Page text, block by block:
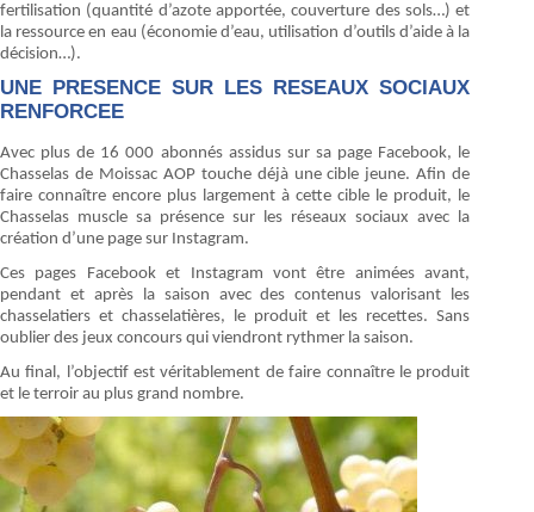
fertilisation (quantité d’azote apportée, couverture des sols…) et
la ressource en eau (économie d’eau, utilisation d’outils d’aide à la
décision…).
UNE PRESENCE SUR LES RESEAUX SOCIAUX
RENFORCEE
Avec plus de 16 000 abonnés assidus sur sa page Facebook, le
Chasselas de Moissac AOP touche déjà une cible jeune. Afin de
faire connaître encore plus largement à cette cible le produit, le
Chasselas muscle sa présence sur les réseaux sociaux avec la
création d’une page sur Instagram.
Ces pages Facebook et Instagram vont être animées avant,
pendant et après la saison avec des contenus valorisant les
chasselatiers et chasselatières, le produit et les recettes. Sans
oublier des jeux concours qui viendront rythmer la saison.
Au final, l’objectif est véritablement de faire connaître le produit
et le terroir au plus grand nombre.